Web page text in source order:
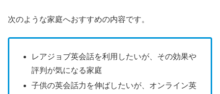
次のような家庭へおすすめの内容です。
レアジョブ英会話を利用したいが、その効果や
評判が気になる家庭
子供の英会話力を伸ばしたいが、オンライン英